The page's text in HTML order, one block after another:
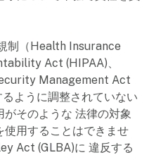
制（Health Insurance
Act (HIPAA)、
Management Act
ように調整されていない
そのような 法律の対象
使用することはできませ
Act (GLBA)に 違反する